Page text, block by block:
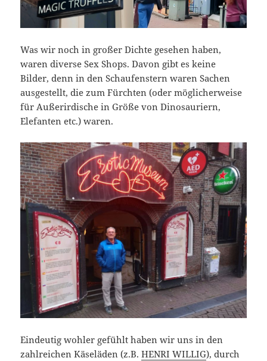
Was wir noch in großer Dichte gesehen haben,
waren diverse Sex Shops. Davon gibt es keine
Bilder, denn in den Schaufenstern waren Sachen
ausgestellt, die zum Fürchten (oder möglicherweise
für Außerirdische in Größe von Dinosauriern,
Elefanten etc.) waren.
Eindeutig wohler gefühlt haben wir uns in den
zahlreichen Käseläden (z.B.HENRI WILLIG), durch